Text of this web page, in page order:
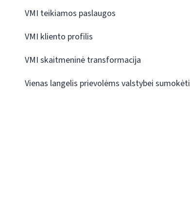
VMI teikiamos paslaugos
VMI kliento profilis
VMI skaitmeninė transformacija
Vienas langelis prievolėms valstybei sumokėti